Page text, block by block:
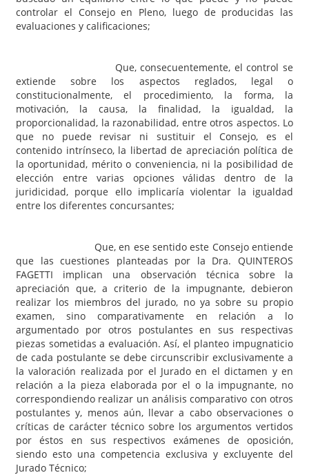
controlar el Consejo en Pleno, luego de producidas las
evaluaciones y calificaciones;
Que, consecuentemente, el control se
extiende sobre los aspectos reglados, legal o
constitucionalmente, el procedimiento, la forma, la
motivación, la causa, la finalidad, la igualdad, la
proporcionalidad, la razonabilidad, entre otros aspectos. Lo
que no puede revisar ni sustituir el Consejo, es el
contenido intrínseco, la libertad de apreciación política de
la oportunidad, mérito o conveniencia, ni la posibilidad de
elección entre varias opciones válidas dentro de la
juridicidad, porque ello implicaría violentar la igualdad
entre los diferentes concursantes;
Que, en ese sentido este Consejo entiende
que las cuestiones planteadas por la Dra. QUINTEROS
FAGETTI implican una observación técnica sobre la
apreciación que, a criterio de la impugnante, debieron
realizar los miembros del jurado, no ya sobre su propio
examen, sino comparativamente en relación a lo
argumentado por otros postulantes en sus respectivas
piezas sometidas a evaluación. Así, el planteo impugnaticio
de cada postulante se debe circunscribir exclusivamente a
la valoración realizada por el Jurado en el dictamen y en
relación a la pieza elaborada por el o la impugnante, no
correspondiendo realizar un análisis comparativo con otros
postulantes y, menos aún, llevar a cabo observaciones o
críticas de carácter técnico sobre los argumentos vertidos
por éstos en sus respectivos exámenes de oposición,
siendo esto una competencia exclusiva y excluyente del
Jurado Técnico;